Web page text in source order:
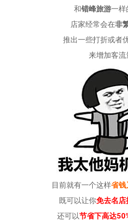
和错峰旅游一样
店家经常会在非
推出一些打折或者
来增加客流
目前就有一个这样省钱
既可以让你免去名店
还可以节省下高达